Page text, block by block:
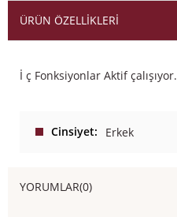
ÜRÜN ÖZELLIKLERI
İ ç Fonksiyonlar Aktif çalışıyor.
Cinsiyet Erkek
YORUMLAR(0)